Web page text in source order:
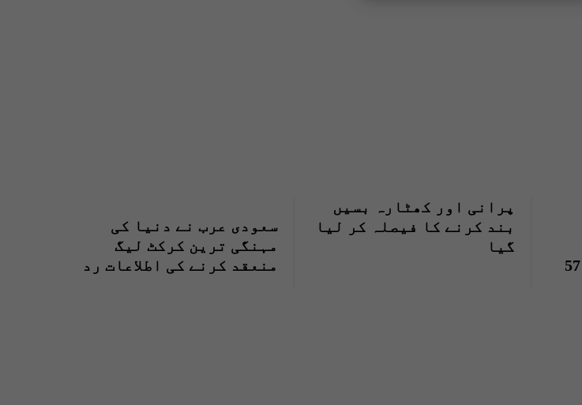
ہے، پارٹی کے قیام کو 57
پرانی اور کھٹارہ بسیں
بند کرنے کا فیصلہ کر لیا
گیا
سعودی عرب نے دنیا کی
مہنگی ترین کرکٹ لیگ
منعقد کرنے کی اطلاعات رد